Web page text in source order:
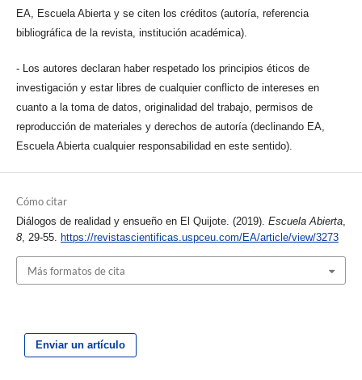
EA, Escuela Abierta y se citen los créditos (autoría, referencia
bibliográfica de la revista, institución académica).
- Los autores declaran haber respetado los principios éticos de
investigación y estar libres de cualquier conflicto de intereses en
cuanto a la toma de datos, originalidad del trabajo, permisos de
reproducción de materiales y derechos de autoría (declinando EA,
Escuela Abierta cualquier responsabilidad en este sentido).
Cómo citar
Diálogos de realidad y ensueño en El Quijote. (2019). Escuela Abierta,
8, 29-55. https://revistascientificas.uspceu.com/EA/article/view/3273
Más formatos de cita
Enviar un artículo